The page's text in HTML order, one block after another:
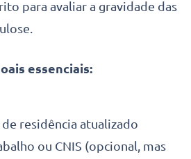
para avaliar a gravidade das
essenciais:
residência atualizado
ou CNIS (opcional, mas